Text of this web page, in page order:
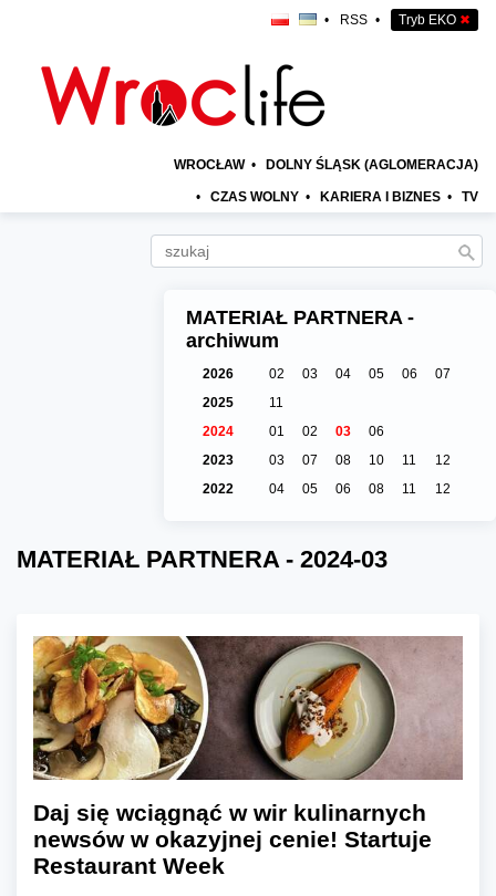
• RSS • Tryb EKO ✖
WROCŁAW • DOLNY ŚLĄSK (AGLOMERACJA)
• CZAS WOLNY • KARIERA I BIZNES • TV
MATERIAŁ PARTNERA -
archiwum
2026 02 03 04 05 06
07
2025
11
2024
01 02 03
06
2023
03 07 08 10 11
12
2022
04 05 06 08 11 12
MATERIAŁ PARTNERA - 2024-03
Daj się wciągnąć w wir kulinarnych
newsów w okazyjnej cenie! Startuje
Restaurant Week